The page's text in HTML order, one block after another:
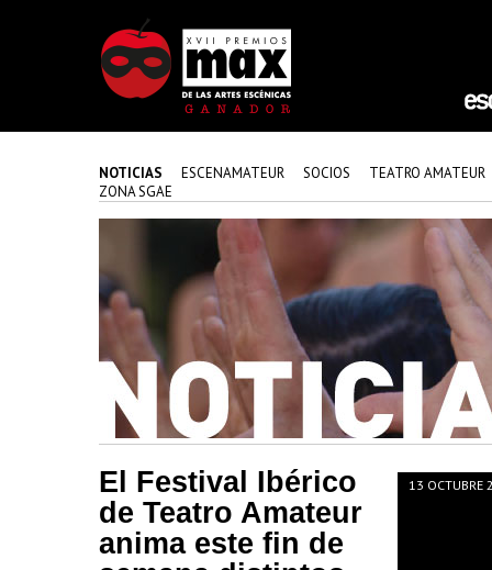
NOTICIAS ESCENAMATEUR SOCIOS
TEATRO AMATEUR
ZONA SGAE
El Festival Ibérico
de Teatro Amateur
anima este fin de
13 OCTUBRE